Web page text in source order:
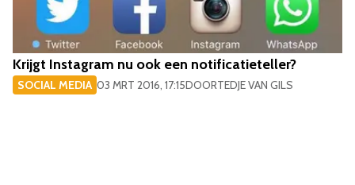
Krijgt Instagram nu ook een notificatieteller?
SOCIAL MEDIA 03 MRT 2016, 17:15DOORTEDJE VAN GILS